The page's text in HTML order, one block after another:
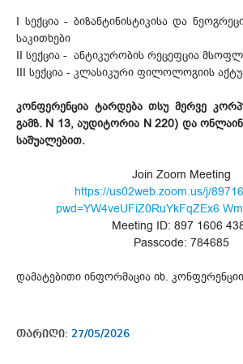
I სექცია - ბიზანტინისტიკისა და
საკითხები
II სექცია - ანტიკურობის რეცეფცია
III სექცია - კლასიკური ფილოლოგიის
კონფერენცია ტარდება თსუ მერვე
გამზ. N 13, აუდიტორია N 220) და
საშუალებით.
Join Zoom Meeting
https://us02web.zoom.us/j/
pwd=YW4veUFiZ0RuYkFqZEx6
Meeting ID: 897 1606
Passcode: 784685
დამატებითი ინფორმაცია იხ.
თარიღი: 27/05/2026